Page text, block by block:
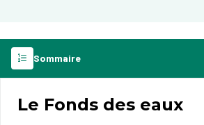
Sommaire
Le Fonds des eaux